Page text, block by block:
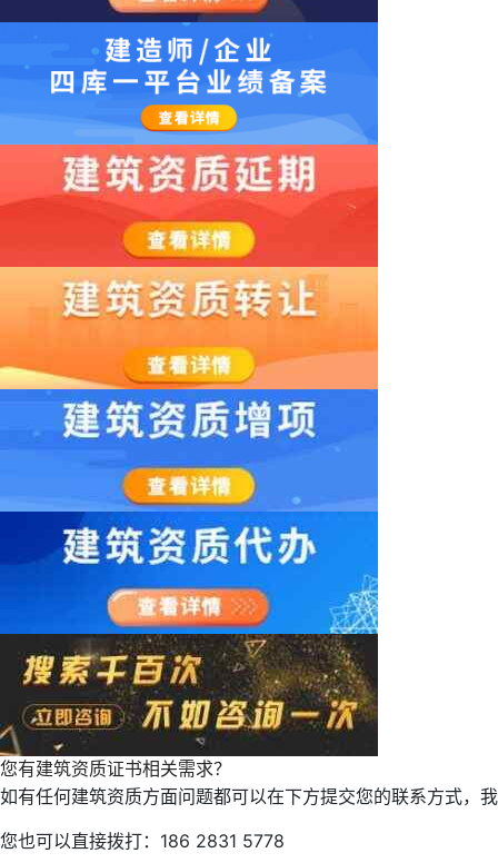
您有建筑资质证书相关需求？
如有任何建筑资质方面问题都可以在下方提交您的联系方式，
您也可以直接拨打：186 2831 5778